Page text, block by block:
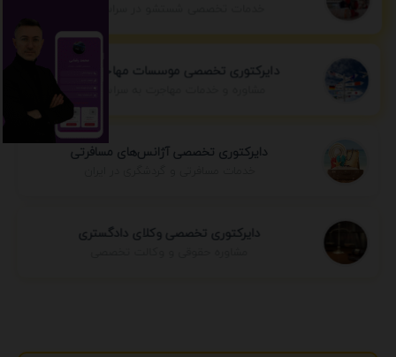
دایرکتوری تخصصی موسسات مهاجرتی ایران
مشاوره و خدمات مهاجرت به سراسر جهان
دایرکتوری تخصصی آژانس‌های مسافرتی
دایرکتوری تخصصی وکلای دادگستری